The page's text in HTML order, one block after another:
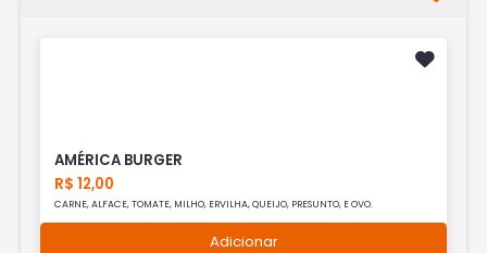
AMÉRICA BURGER
R$ 12,00
CARNE, ALFACE, TOMATE, MILHO, ERVILHA, QUEIJO, PRESUNTO, E OVO.
Adicionar